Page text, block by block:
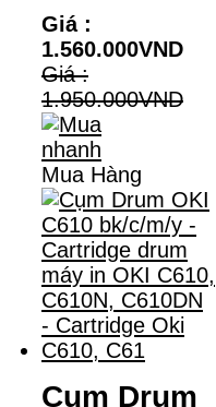
Giá :
1.560.000VND
Giá :
1.950.000VND
Mua Hàng
Cụm Drum